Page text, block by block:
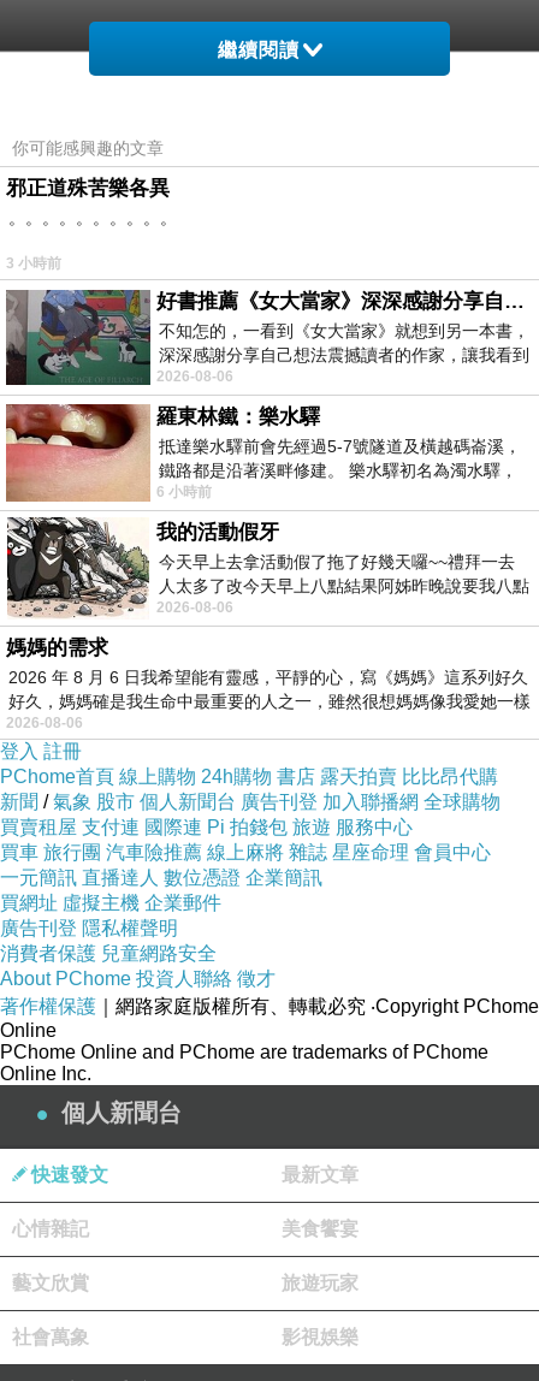
繼續閱讀
你可能感興趣的文章
邪正道殊苦樂各異
。。。。。。。。。。
3 小時前
好書推薦《女大當家》深深感謝分享自己想法震撼讀者的作家，讓我看到不同樣貌的家庭！
不知怎的，一看到《女大當家》就想到另一本書，
深深感謝分享自己想法震撼讀者的作家，讓我看到
不同樣貌的家庭！ 《女大
2026-08-06
羅東林鐵：樂水驛
抵達樂水驛前會先經過5-7號隧道及橫越碼崙溪，
鐵路都是沿著溪畔修建。 樂水驛初名為濁水驛，
但因與臺鐵集集線車站同名，於1953
6 小時前
我的活動假牙
今天早上去拿活動假了拖了好幾天囉~~禮拜一去
人太多了改今天早上八點結果阿姊昨晚說要我八點
去西螺農會~回到莿桐都8點半多了
2026-08-06
媽媽的需求
2026 年 8 月 6 日我希望能有靈感，平靜的心，寫《媽媽》這系列好久
好久，媽媽確是我生命中最重要的人之一，雖然很想媽媽像我愛她一樣
2026-08-06
登入 註冊
PChome首頁 線上購物 24h購物 書店 露天拍賣 比比昂代購
新聞 /氣象 股市 個人新聞台 廣告刊登 加入聯播網 全球購物
買賣租屋 支付連 國際連 Pi 拍錢包 旅遊 服務中心
買車 旅行團 汽車險推薦 線上麻將 雜誌 星座命理 會員中心
一元簡訊 直播達人 數位憑證 企業簡訊
買網址 虛擬主機 企業郵件
廣告刊登 隱私權聲明
消費者保護 兒童網路安全
About PChome 投資人聯絡 徵才
著作權保護 ｜網路家庭版權所有、轉載必究 ‧Copyright PChome
Online
PChome Online and PChome are trademarks of PChome
Online Inc.
個人新聞台
快速發文 最新文章
心情雜記 美食饗宴
藝文欣賞 旅遊玩家
社會萬象 影視娛樂